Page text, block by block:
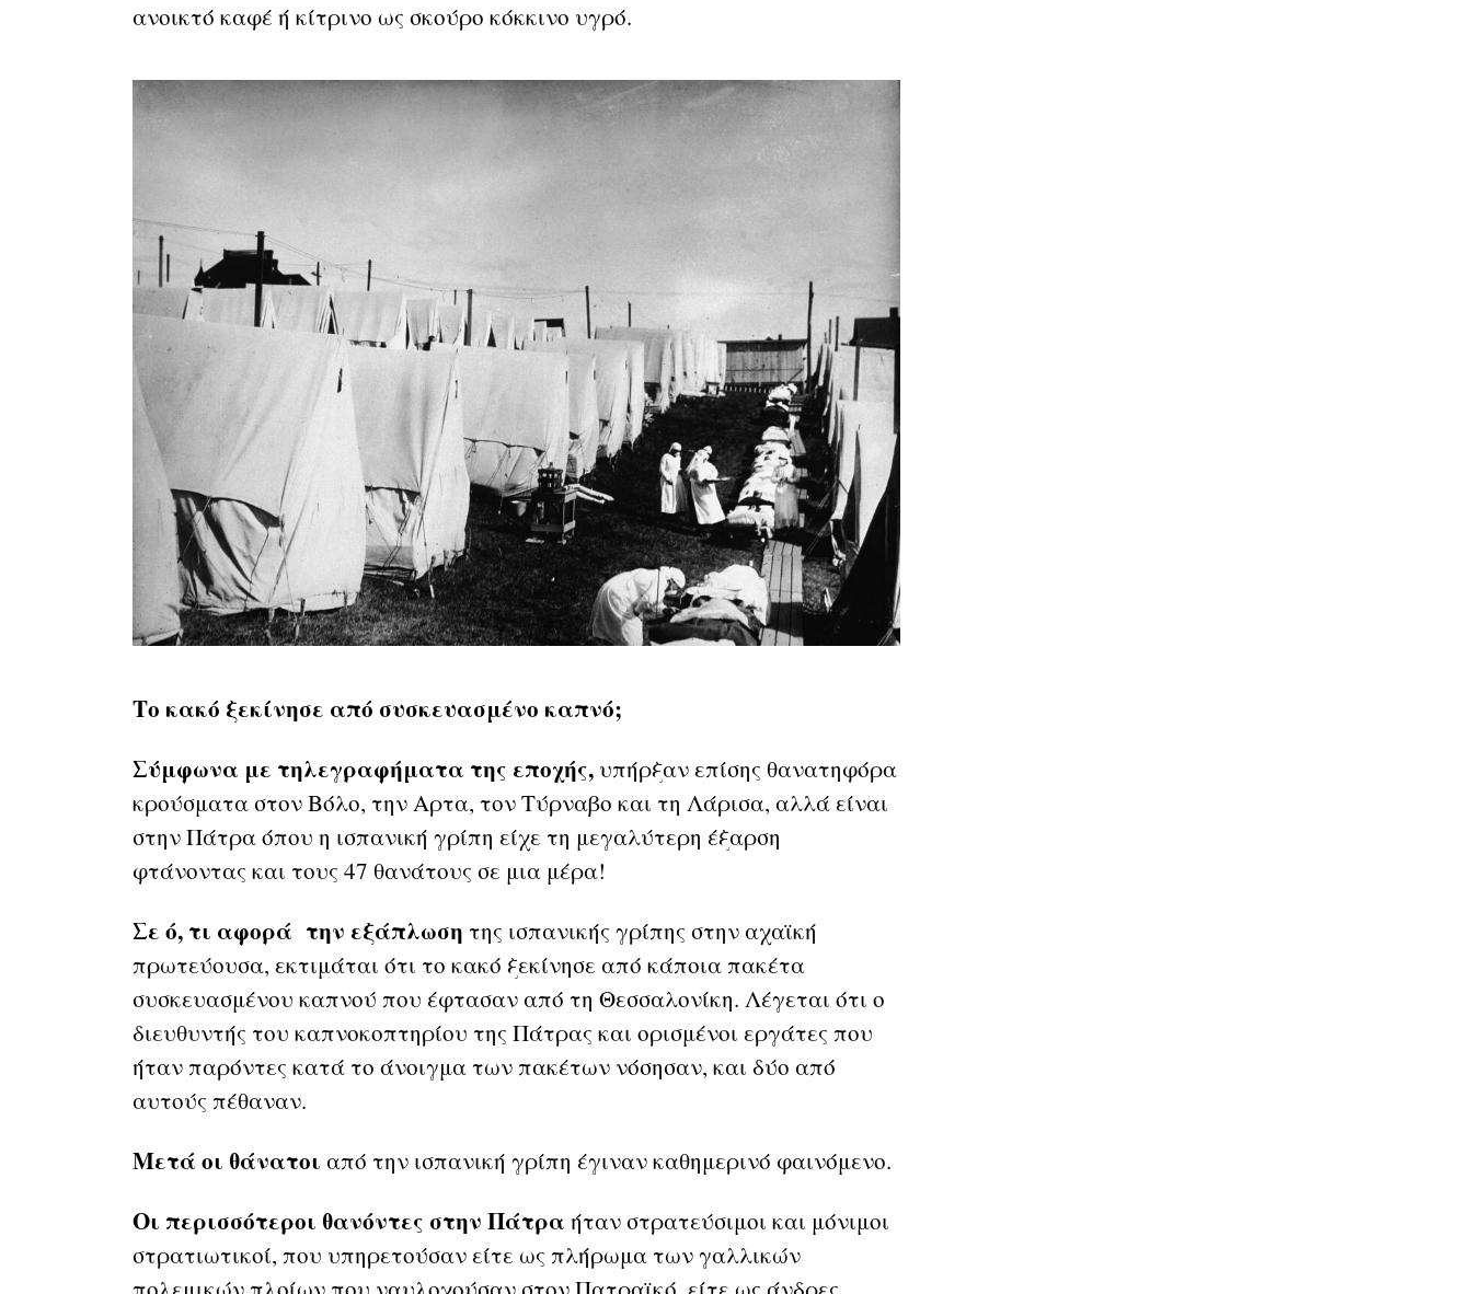
ανοικτό καφέ ή κίτρινο ως σκούρο κόκκινο υγρό.
Το κακό ξεκίνησε από συσκευασμένο καπνό;
Σύμφωνα με τηλεγραφήματα της εποχής,υπήρξαν επίσης θανατηφόρα
κρούσματα στον Βόλο, την Αρτα, τον Τύρναβο και τη Λάρισα, αλλά είναι
στην Πάτρα όπου η ισπανική γρίπη είχε τη μεγαλύτερη έξαρση
φτάνοντας και τους 47 θανάτους σε μια μέρα!
Σε ό, τι αφορά την εξάπλωση της ισπανικής γρίπης στην αχαϊκή
πρωτεύουσα, εκτιμάται ότι το κακό ξεκίνησε από κάποια πακέτα
συσκευασμένου καπνού που έφτασαν από τη Θεσσαλονίκη. Λέγεται ότι ο
διευθυντής του καπνοκοπτηρίου της Πάτρας και ορισμένοι εργάτες που
ήταν παρόντες κατά το άνοιγμα των πακέτων νόσησαν, και δύο από
αυτούς πέθαναν.
Μετά οι θάνατοι από την ισπανική γρίπη έγιναν καθημερινό φαινόμενο.
Οι περισσότεροι θανόντες στην Πάτρα ήταν στρατεύσιμοι και μόνιμοι
στρατιωτικοί, που υπηρετούσαν είτε ως πλήρωμα των γαλλικών